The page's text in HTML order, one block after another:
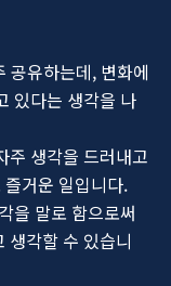
공유하는데, 변화에
있다는 생각을 나
주 생각을 드러내고
거운 일입니다.
을 말로 함으로써
생각할 수 있습니